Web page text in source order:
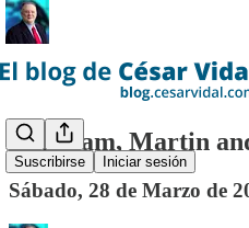
Suscribirse Iniciar sesión
Abraham, Martin
Sábado, 28 de Marzo de